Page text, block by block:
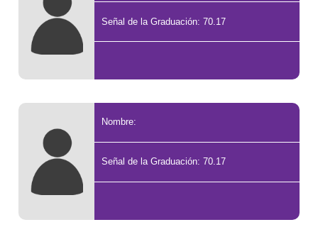
Señal de la Graduación: 70.17
Nombre:
Señal de la Graduación: 70.17